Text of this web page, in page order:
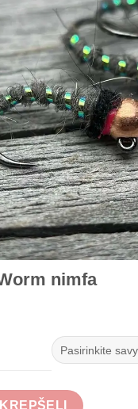
nimfa
Walt's Worm nimfa
KREPŠELĮ